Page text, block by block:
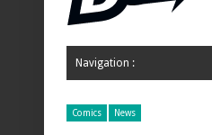
Navigation :
Comics News